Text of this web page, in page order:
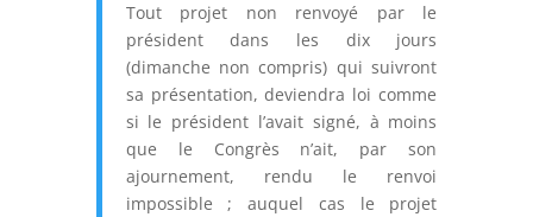
Tout projet non renvoyé par le
président dans les dix jours
(dimanche non compris) qui suivront
sa présentation, deviendra loi comme
si le président l’avait signé, à moins
que le Congrès n’ait, par son
ajournement, rendu le renvoi
impossible ; auquel cas le projet